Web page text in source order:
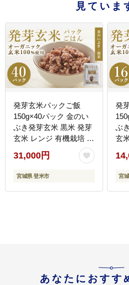
見ていま
発芽玄米パックご飯
150g×40パック 金のい
ぶき発芽玄米 黒米 発芽
玄米 レンジ 有機栽培 パ
ックライス ご飯 米 レン
チン 【有機農園ファー
ミン株式会社】 tm117
31,000円
宮城県 登米市
発
ぶ
玄
ッ
チ
ミ
宮
あなたにおすす